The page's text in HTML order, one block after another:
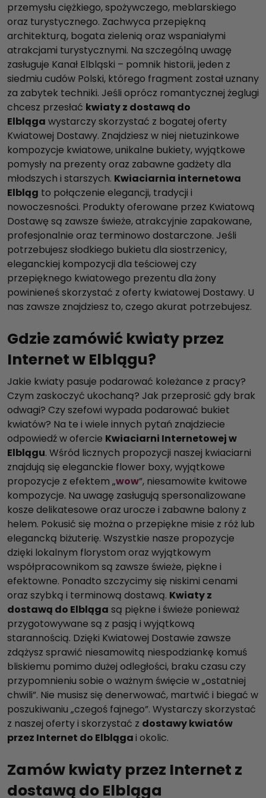
przemysłu ciężkiego, spożywczego, meblarskiego
oraz turystycznego. Zachwyca przepiękną
architekturą, bogata zielenią oraz wspaniałymi
atrakcjami turystycznymi. Na szczególną uwagę
zasługuje Kanał Elbląski – pomnik historii, jeden z
siedmiu cudów Polski, którego fragment został uznany
za zabytek techniki. Jeśli oprócz romantycznej żeglugi
chcesz przesłać kwiaty z dostawą do
Elbląga wystarczy skorzystać z bogatej oferty
Kwiatowej Dostawy. Znajdziesz w niej nietuzinkowe
kompozycje kwiatowe, unikalne bukiety, wyjątkowe
pomysły na prezenty oraz zabawne gadżety dla
młodszych i starszych. Kwiaciarnia internetowa
Elbląg to połączenie elegancji, tradycji i
nowoczesności. Produkty oferowane przez Kwiatową
Dostawę są zawsze świeże, atrakcyjnie zapakowane,
profesjonalnie oraz terminowo dostarczone. Jeśli
potrzebujesz słodkiego bukietu dla siostrzenicy,
eleganckiej kompozycji dla teściowej czy
przepięknego kwiatowego prezentu dla żony
powinieneś skorzystać z oferty kwiatowej Dostawy. U
nas zawsze znajdziesz to, czego akurat potrzebujesz.
Gdzie zamówić kwiaty przez
Internet w Elblągu?
Jakie kwiaty pasuje podarować koleżance z pracy?
Czym zaskoczyć ukochaną? Jak przeprosić gdy brak
odwagi? Czy szefowi wypada podarować bukiet
kwiatów? Na te i wiele innych pytań znajdziecie
odpowiedź w ofercie Kwiaciarni Internetowej w
Elblągu. Wśród licznych propozycji naszej kwiaciarni
znajdują się eleganckie flower boxy, wyjątkowe
propozycje z efektem „wow”, niesamowite kwitowe
kompozycje. Na uwagę zasługują spersonalizowane
kosze delikatesowe oraz urocze i zabawne balony z
helem. Pokusić się można o przepiękne misie z róż lub
elegancką biżuterię. Wszystkie nasze propozycje
dzięki lokalnym florystom oraz wyjątkowym
współpracownikom są zawsze świeże, piękne i
efektowne. Ponadto szczycimy się niskimi cenami
oraz szybką i terminową dostawą. Kwiaty z
dostawą do Elbląga są piękne i świeże ponieważ
przygotowywane są z pasją i wyjątkową
starannością. Dzięki Kwiatowej Dostawie zawsze
zdążysz sprawić niesamowitą niespodziankę komuś
bliskiemu pomimo dużej odległości, braku czasu czy
przypomnieniu sobie o ważnym święcie w „ostatniej
chwili”. Nie musisz się denerwować, martwić i biegać w
poszukiwaniu „czegoś fajnego”. Wystarczy skorzystać
z naszej oferty i skorzystać z dostawy kwiatów
przez Internet do Elblągai okolic.
Zamów kwiaty przez Internet z
dostawą do Elbląga